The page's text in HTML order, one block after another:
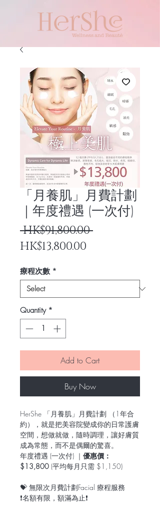
「月養肌」月費計劃
｜年度禮遇 (一次付)
HK$91,800.00 Regular
HK$13,800.00
療程次數 *
Quantity *
Add to Cart
Buy Now
HerShe 「月養肌」月費計劃 （1年合
約），就是把美容院變成你的日常護膚
空間，想做就做，隨時調理，讓好膚質
成為常態，而不是偶爾的驚喜。
年度禮遇 (一次付) ｜ 優惠價：
$13,800 (平均每月只需 $1,150)
💝 無限次月費計劃Facial 療程服務
❗️名額有限，額滿為止❗️